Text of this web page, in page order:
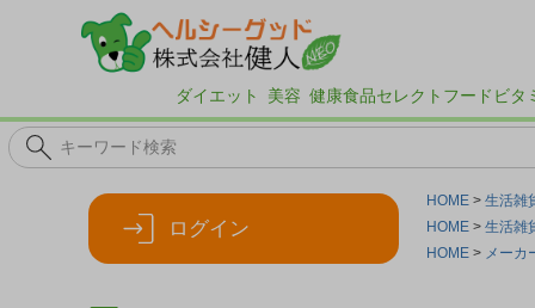
ダイエット 美容 健康食品セレクトフード ビタ
ログイン
HOME
生活雑
HOME
生活雑
HOME
メーカ